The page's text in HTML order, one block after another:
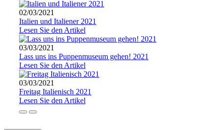
02/03/2021
Italien und Italiener 2021
Lesen Sie den Artikel
03/03/2021
Lass uns ins Puppenmuseum gehen! 2021
Lesen Sie den Artikel
03/03/2021
Freitag Italienisch 2021
Lesen Sie den Artikel